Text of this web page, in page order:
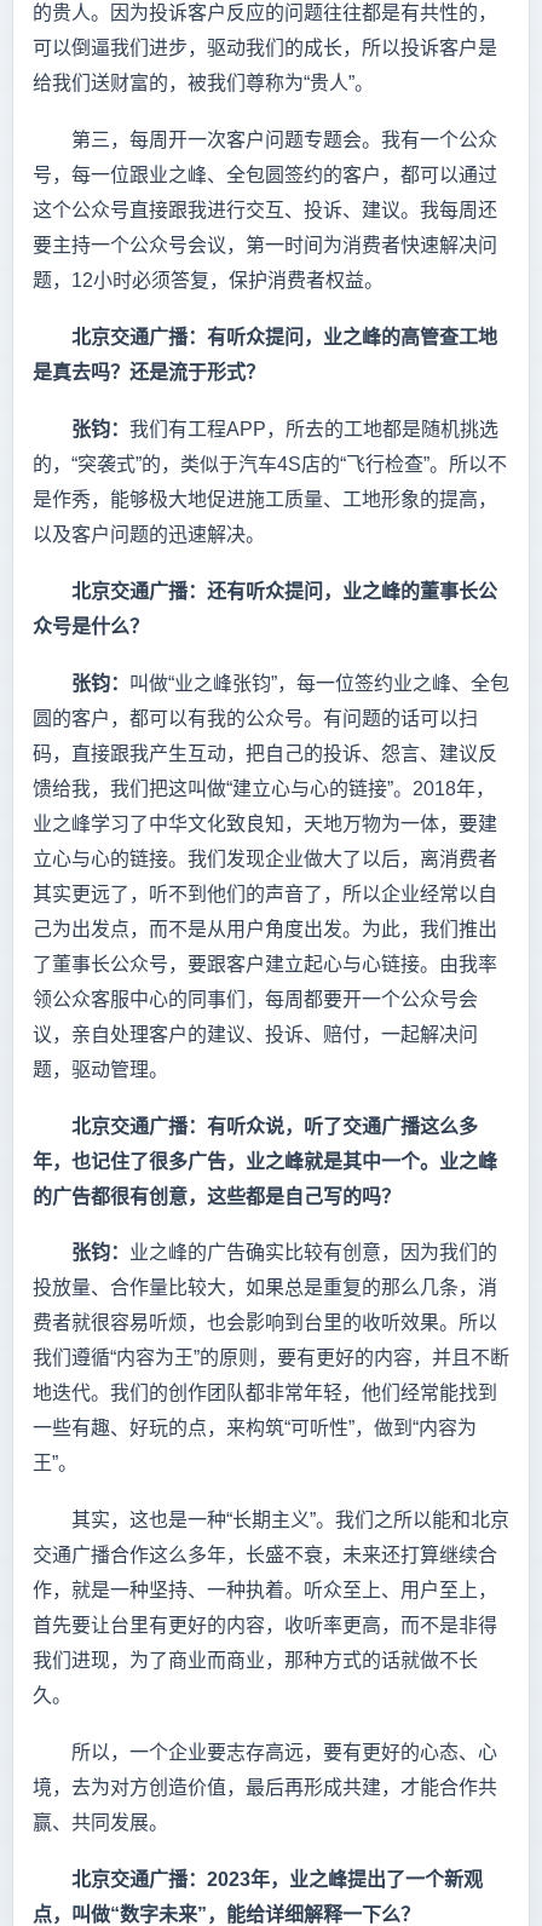
的贵人。因为投诉客户反应的问题往往都是有共性的，
可以倒逼我们进步，驱动我们的成长，所以投诉客户是
给我们送财富的，被我们尊称为“贵人”。
第三，每周开一次客户问题专题会。我有一个公众
号，每一位跟业之峰、全包圆签约的客户，都可以通过
这个公众号直接跟我进行交互、投诉、建议。我每周还
要主持一个公众号会议，第一时间为消费者快速解决问
题，12小时必须答复，保护消费者权益。
北京交通广播：有听众提问，业之峰的高管查工地
是真去吗？还是流于形式？
张钧： 我们有工程APP，所去的工地都是随机挑选
的，“突袭式”的，类似于汽车4S店的“飞行检查”。所以不
是作秀，能够极大地促进施工质量、工地形象的提高，
以及客户问题的迅速解决。
北京交通广播：还有听众提问，业之峰的董事长公
众号是什么？
张钧：
叫做“业之峰张钧”，每一位签约业之峰、全包
圆的客户，都可以有我的公众号。有问题的话可以扫
码，直接跟我产生互动，把自己的投诉、怨言、建议反
馈给我，我们把这叫做“建立心与心的链接”。2018年，
业之峰学习了中华文化致良知，天地万物为一体，要建
立心与心的链接。我们发现企业做大了以后，离消费者
其实更远了，听不到他们的声音了，所以企业经常以自
己为出发点，而不是从用户角度出发。为此，我们推出
了董事长公众号，要跟客户建立起心与心链接。由我率
领公众客服中心的同事们，每周都要开一个公众号会
议，亲自处理客户的建议、投诉、赔付，一起解决问
题，驱动管理。
北京交通广播：有听众说，听了交通广播这么多
年，也记住了很多广告，业之峰就是其中一个。业之峰
的广告都很有创意，这些都是自己写的吗？
张钧： 业之峰的广告确实比较有创意，因为我们的
投放量、合作量比较大，如果总是重复的那么几条，消
费者就很容易听烦，也会影响到台里的收听效果。所以
我们遵循“内容为王”的原则，要有更好的内容，并且不断
地迭代。我们的创作团队都非常年轻，他们经常能找到
一些有趣、好玩的点，来构筑“可听性”，做到“内容为
王”。
其实，这也是一种“长期主义”。我们之所以能和北京
交通广播合作这么多年，长盛不衰，未来还打算继续合
作，就是一种坚持、一种执着。听众至上、用户至上，
首先要让台里有更好的内容，收听率更高，而不是非得
我们进现，为了商业而商业，那种方式的话就做不长
久。
所以，一个企业要志存高远，要有更好的心态、心
境，去为对方创造价值，最后再形成共建，才能合作共
赢、共同发展。
北京交通广播： 2023年，业之峰提出了一个新观
点，叫做“数字未来”，能给详细解释一下么？